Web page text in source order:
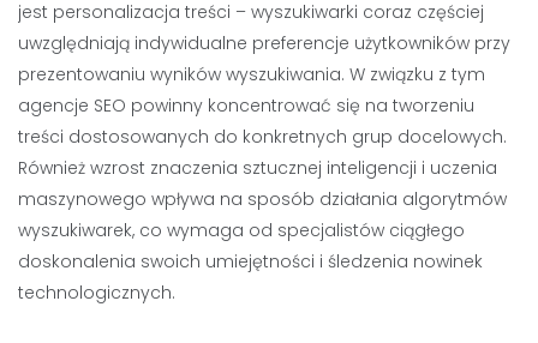
jest personalizacja treści – wyszukiwarki coraz częściej
uwzględniają indywidualne preferencje użytkowników przy
prezentowaniu wyników wyszukiwania. W związku z tym
agencje SEO powinny koncentrować się na tworzeniu
treści dostosowanych do konkretnych grup docelowych.
Również wzrost znaczenia sztucznej inteligencji i uczenia
maszynowego wpływa na sposób działania algorytmów
wyszukiwarek, co wymaga od specjalistów ciągłego
doskonalenia swoich umiejętności i śledzenia nowinek
technologicznych.